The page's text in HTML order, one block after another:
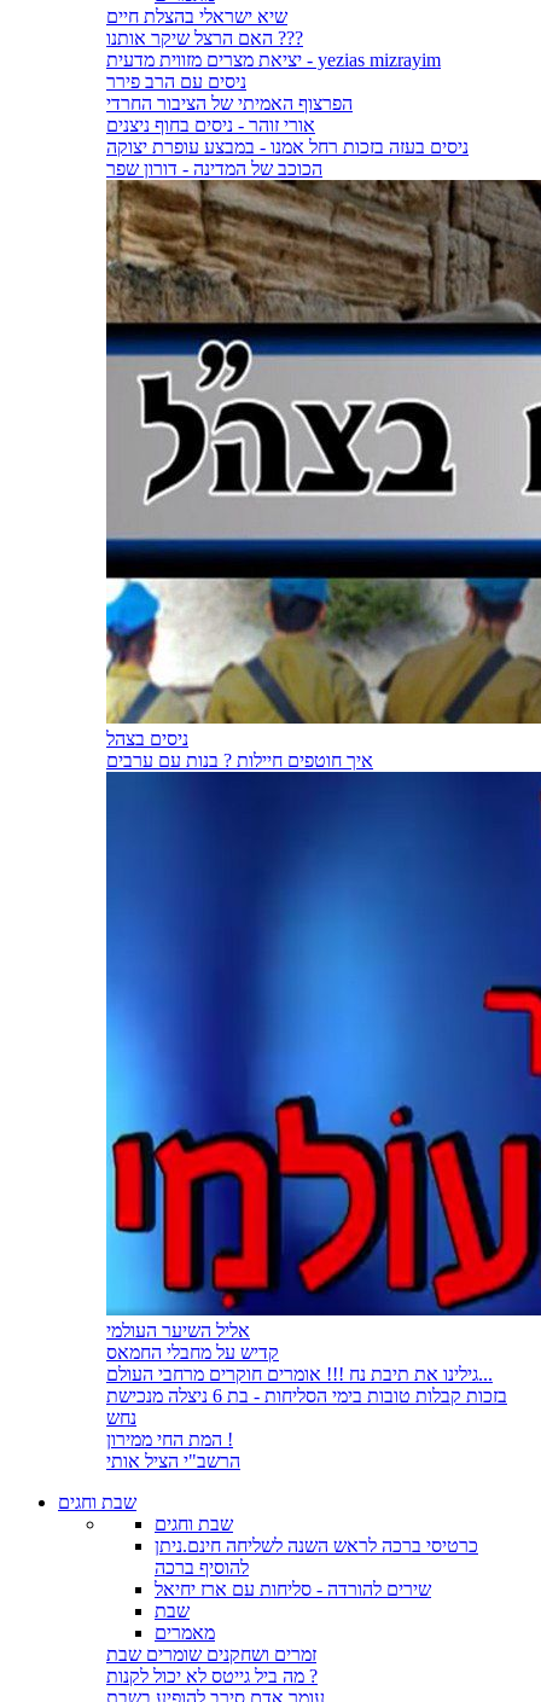
שיא ישראלי בהצלת חיים
האם הרצל שיקר אותנו ???
יציאת מצרים מזווית מדעית - yezias mizrayim
ניסים עם הרב פירר
הפרצוף האמיתי של הציבור החרדי
אורי זוהר - ניסים בחוף ניצנים
ניסים בעזה בזכות רחל אמנו - במבצע עופרת יצוקה
הכוכב של המדינה - דורון שפר
ניסים בצהל
איך חוטפים חיילות ? בנות עם ערבים
אליל השיער העולמי
קדיש על מחבלי החמאס
גילינו את תיבת נח !!! אומרים חוקרים מרחבי העולם...
בזכות קבלות טובות בימי הסליחות - בת 6 ניצלה מנכישת
נחש
המת החי ממירון !
הרשב"י הציל אותי
שבת וחגים
שבת וחגים
כרטיסי ברכה לראש השנה לשליחה חינם.ניתן
להוסיף ברכה
שירים להורדה - סליחות עם ארז יחיאל
שבת
מאמרים
זמרים ושחקנים שומרים שבת
מה ביל גייטס לא יכול לקנות ?
עומר אדם סירב להופיע בשבת